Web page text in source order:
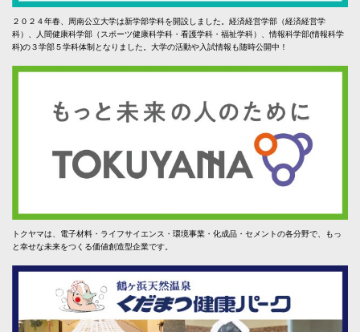
２０２４年春、周南公立大学は新学部学科を開設しました。経済経営学部（経済経営学
科）、人間健康科学部（スポーツ健康科学科・看護学科・福祉学科）、情報科学部(情報科学
科)の３学部５学科体制となりました。大学の活動や入試情報も随時公開中！
トクヤマは、電子材料・ライフサイエンス・環境事業・化成品・セメントの各分野で、もっ
と幸せな未来をつくる価値創造型企業です。